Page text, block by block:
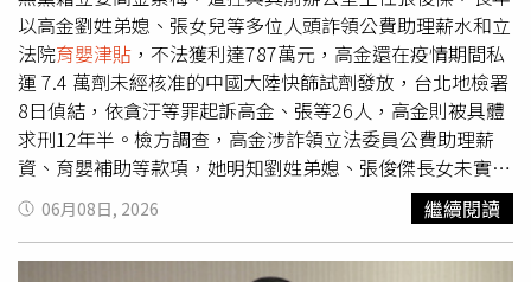
年來，她和她的助理團隊一步一腳印地走遍了部落、都會和
離島，了解了族人們的生活，發掘了族人們所面對的問題，
並且透過訪調、立法和政策執行的方式，努力地去解決問
題。令她感動欣慰的是，族人們感受到她們的努力，並且用
選票表達了對她們的信任和支持。從參政之初的8000多票
到後來的5萬多票，族人們長年溫暖的支持，成為她們問政
最堅實的依靠。除了原住民族的議題之外，作為一個立法委
員，關切社會福利和國計民生也是自己的職責。這使得自己
必須關切人民的生活需要，也必須監督政府的施政績效。如
以高金劉姓弟媳、張女兒等多位人頭詐領公費助理薪水和立
法院育嬰津貼 ，不法獲利達787萬元，高金還在疫情期間私
運 7.4 萬劑未經核准的中國大陸快篩試劑發放，台北地檢署
8日偵結，依貪汙等罪起訴高金、張等26人，高金則被具體
求刑12年半。檢方調查，高金涉詐領立法委員公費助理薪
資、育嬰補助等款項，她明知劉姓弟媳、張俊傑長女未實際
從事立法委員公費助理職務，竟利用他們作為人頭詐取公費
助理酬金，合計詐取共787萬元。此外，在2022年5月至6月
新冠疫情肆虐期間，高金素梅團隊明知未經核准不得擅自輸
06月08日, 2026 繼續閱讀